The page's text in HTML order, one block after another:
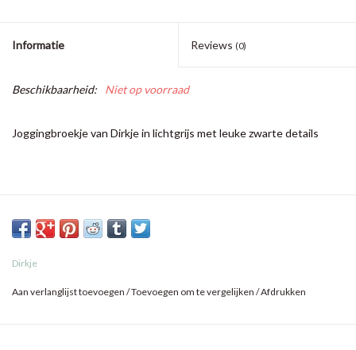
Informatie Reviews (0)
Beschikbaarheid: Niet op voorraad
Joggingbroekje van Dirkje in lichtgrijs met leuke zwarte details
Dirkje
Aan verlanglijst toevoegen /Toevoegen om te vergelijken /Afdrukken